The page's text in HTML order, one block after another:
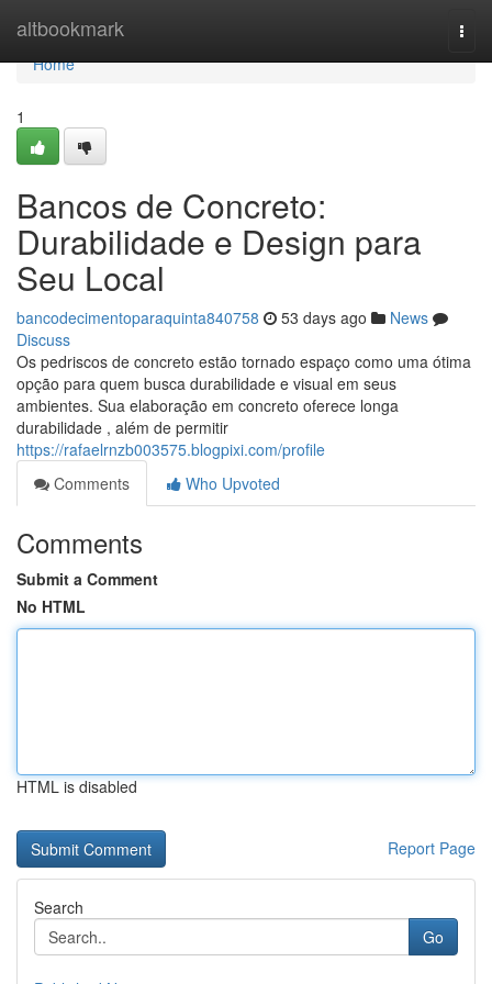
altbookmark
Home
Home
1
Bancos de Concreto:
Durabilidade e Design para
Seu Local
bancodecimentoparaquinta840758 53 days ago
News
Discuss
Os pedriscos de concreto estão tornado espaço como uma ótima
opção para quem busca durabilidade e visual em seus
ambientes. Sua elaboração em concreto oferece longa
durabilidade , além de permitir
https://rafaelrnzb003575.blogpixi.com/profile
Comments
Who Upvoted
Comments
Submit a Comment
No HTML
HTML is disabled
Report Page
Search
Go